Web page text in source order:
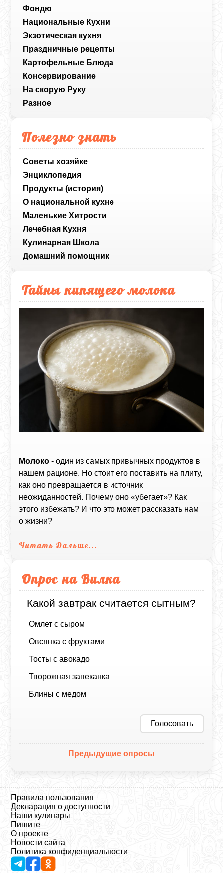
Фондю
Национальные Кухни
Экзотическая кухня
Праздничные рецепты
Картофельные Блюда
Консервирование
На скорую Руку
Разное
Полезно знать
Советы хозяйке
Энциклопедия
Продукты (история)
О национальной кухне
Маленькие Хитрости
Лечебная Кухня
Кулинарная Школа
Домашний помощник
Тайны кипящего молока
Молоко - один из самых привычных продуктов в
нашем рационе. Но стоит его поставить на плиту,
как оно превращается в источник
неожиданностей. Почему оно «убегает»? Как
этого избежать? И что это может рассказать нам
о жизни?
Читать Дальше...
Опрос на Вилка
Какой завтрак считается сытным?
Омлет с сыром
Овсянка с фруктами
Тосты с авокадо
Творожная запеканка
Блины с медом
Голосовать
Предыдущие опросы
Правила пользования
Декларация о доступности
Наши кулинары
Пишите
О проекте
Новости сайта
Политика конфиденциальности